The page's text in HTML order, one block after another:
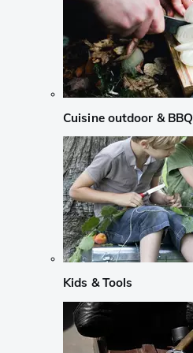
Cuisine outdoor & BBQ
Kids & Tools